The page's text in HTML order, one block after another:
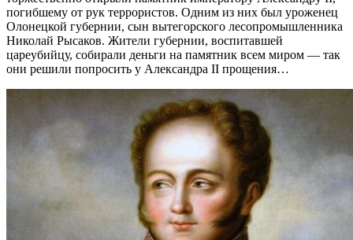
погибшему от рук террористов. Одним из них был уроженец
Олонецкой губернии, сын вытегорского лесопромышленника
Николай Рысаков. Жители губернии, воспитавшей
цареубийцу, собирали деньги на памятник всем миром — так
они решили попросить у Александра II прощения…